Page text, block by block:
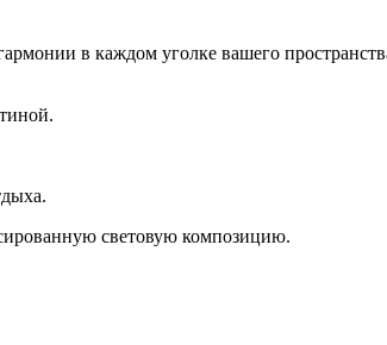
в каждом уголке вашего
световую композицию.